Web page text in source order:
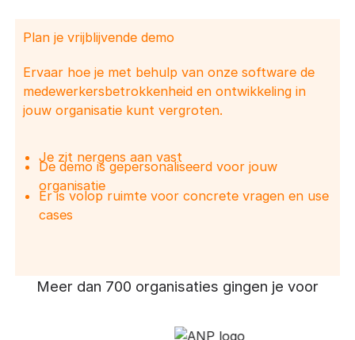
Plan je vrijblijvende demo
Ervaar hoe je met behulp van onze software de
medewerkersbetrokkenheid en ontwikkeling in
jouw organisatie kunt vergroten.
Je zit nergens aan vast
De demo is gepersonaliseerd voor jouw
organisatie
Er is volop ruimte voor concrete vragen en use
cases
Meer dan 700 organisaties gingen je voor